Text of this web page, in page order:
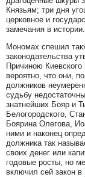
Князьям; три дня
церковное и
замечания в истории.
Мономах спешил
законодательства
Причиною
вероятно, что они,
должников
судьбу
знатнейших Бояр и
Белогородского,
Боярина Олегова,
ними и наконец
должника так
своих денег или
годовые росты, но
включил сей закон в